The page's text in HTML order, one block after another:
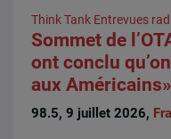
Think Tank Entrevues
Sommet de
ont conclu
aux Américains»
98.5, 9 juillet 2026,